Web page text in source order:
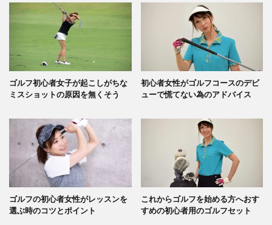
ゴルフ初心者女子が起こしがちな
ミスショットの原因を無くそう
初心者女性がゴルフコースのデビ
ューで慌てない為のアドバイス
ゴルフの初心者女性がレッスンを
選ぶ時のコツとポイント
これからゴルフを始める方へおす
すめの初心者用のゴルフセット